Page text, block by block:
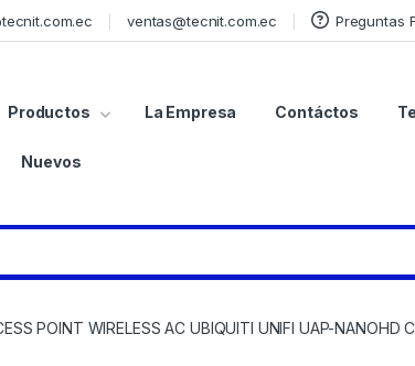
ventas@tecnit.com.ec Preguntas
Productos La Empresa Contáctos
Nuevos
POINT WIRELESS AC UBIQUITI UNIFI UAP-